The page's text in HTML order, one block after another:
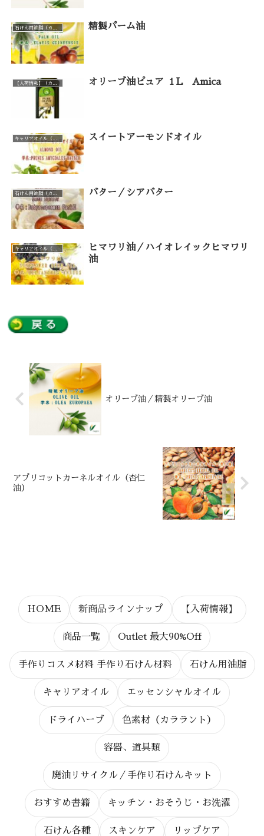
精製パーム油
オリーブ油ピュア １L Amica
キャリアオイル（カテゴリー一覧） スイートアーモンドオイル
バター／シアバター
ヒマワリ油／ハイオレイックヒマワリ
油
オリーブ油／精製オリーブ油
アプリコットカーネルオイル（杏仁
油）
HOME 新商品ラインナップ 【入荷情報】
商品一覧 Outlet 最大90%Off
手作りコスメ材料 手作り石けん材料 石けん用油脂
キャリアオイル エッセンシャルオイル
ドライハーブ 色素材（カララント）
容器、道具類
廃油リサイクル／手作り石けんキット
おすすめ書籍 キッチン・おそうじ・お洗濯
石けん各種 スキンケア リップケア